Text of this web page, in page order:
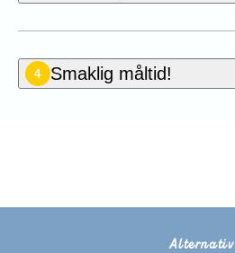
4 Smaklig måltid!
Alternativ